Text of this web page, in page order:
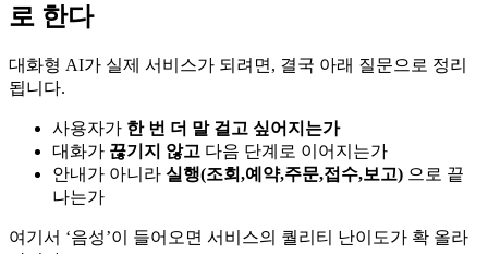
로 한다
대화형 AI가 실제 서비스가 되려면, 결국 아래 질문으로 정리
됩니다.
사용자가 한 번 더 말 걸고 싶어지는가
대화가 끊기지 않고 다음 단계로 이어지는가
안내가 아니라 실행(조회,예약,주문,접수,보고) 으로 끝
나는가
여기서 ‘음성’이 들어오면 서비스의 퀄리티 난이도가 확 올라